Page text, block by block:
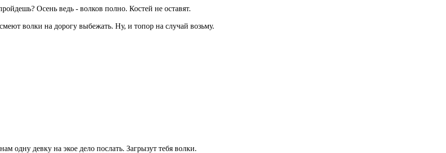
Осень ведь - волков полно. Костей не оставят.
волки на дорогу выбежать. Ну, и топор на случай возьму.
одну девку на экое дело послать. Загрызут тебя волки.